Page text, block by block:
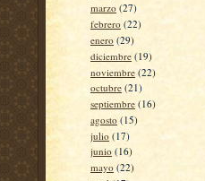
marzo (27)
febrero (22)
enero (29)
diciembre (19)
noviembre (22)
octubre (21)
septiembre (16)
agosto (15)
julio (17)
junio (16)
mayo (22)